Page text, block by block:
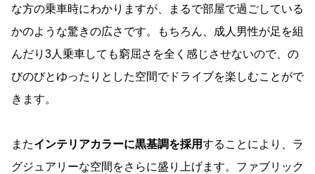
な方の乗車時にわかりますが、まるで部屋で過ごしている
かのような驚きの広さです。もちろん、成人男性が足を組
んだり3人乗車しても窮屈さを全く感じさせないので、の
びのびとゆったりとした空間でドライブを楽しむことがで
きます。
またインテリアカラーに黒基調を採用することにより、ラ
グジュアリーな空間をさらに盛り上げます。ファブリック